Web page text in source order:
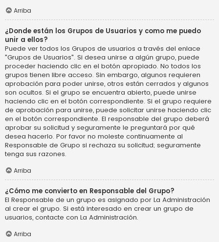
Arriba
¿Donde están los Grupos de Usuarios y como me puedo
unir a ellos?
Puede ver todos los Grupos de usuarios a través del enlace
"Grupos de Usuarios". Si desea unirse a algún grupo, puede
proceder haciendo clic en el botón apropiado. No todos los
grupos tienen libre acceso. Sin embargo, algunos requieren
aprobación para poder unirse, otros están cerrados y algunos
son ocultos. Si el grupo se encuentra abierto, puede unirse
haciendo clic en el botón correspondiente. Si el grupo requiere
de aprobación para unirse, puede solicitar unirse haciendo clic
en el botón correspondiente. El responsable del grupo deberá
aprobar su solicitud y seguramente le preguntará por qué
desea hacerlo. Por favor no moleste continuamente al
Responsable de Grupo si rechaza su solicitud; seguramente
tenga sus razones.
Arriba
¿Cómo me convierto en Responsable del Grupo?
El Responsable de un grupo es asignado por La Administración
al crear el grupo. Si está interesado en crear un grupo de
usuarios, contacte con La Administración.
Arriba